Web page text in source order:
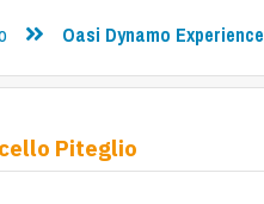
Oasi Dynamo Experience
Piteglio